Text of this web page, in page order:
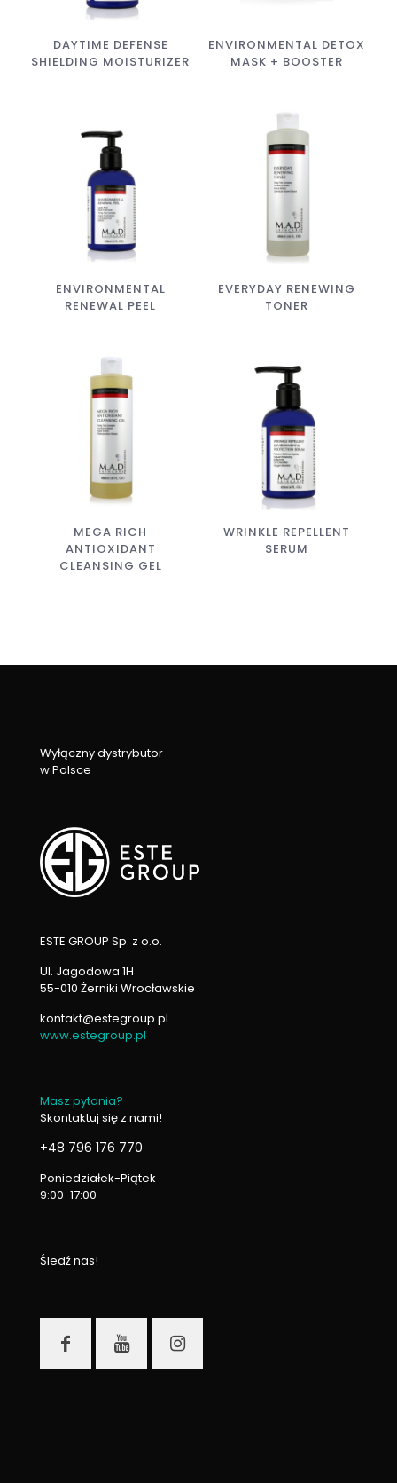
DAYTIME DEFENSE
SHIELDING MOISTURIZER
ENVIRONMENTAL DETOX
MASK + BOOSTER
ENVIRONMENTAL
RENEWAL PEEL
EVERYDAY RENEWING
TONER
MEGA RICH
ANTIOXIDANT
CLEANSING GEL
WRINKLE REPELLENT
SERUM
Wyłączny dystrybutor
w Polsce
ESTE GROUP Sp. z o.o.
Ul. Jagodowa 1H
55-010 Żerniki Wrocławskie
kontakt@estegroup.pl
www.estegroup.pl
Masz pytania?
Skontaktuj się z nami!
+48 796 176 770
Poniedziałek-Piątek
9:00-17:00
Śledź nas!